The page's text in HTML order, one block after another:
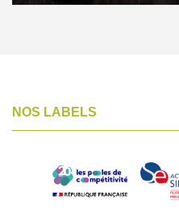
NOS LABELS